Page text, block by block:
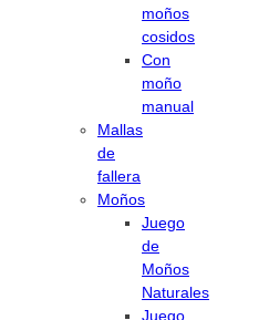
moños
cosidos
Con
moño
manual
Mallas
de
fallera
Moños
Juego
de
Moños
Naturales
Juego